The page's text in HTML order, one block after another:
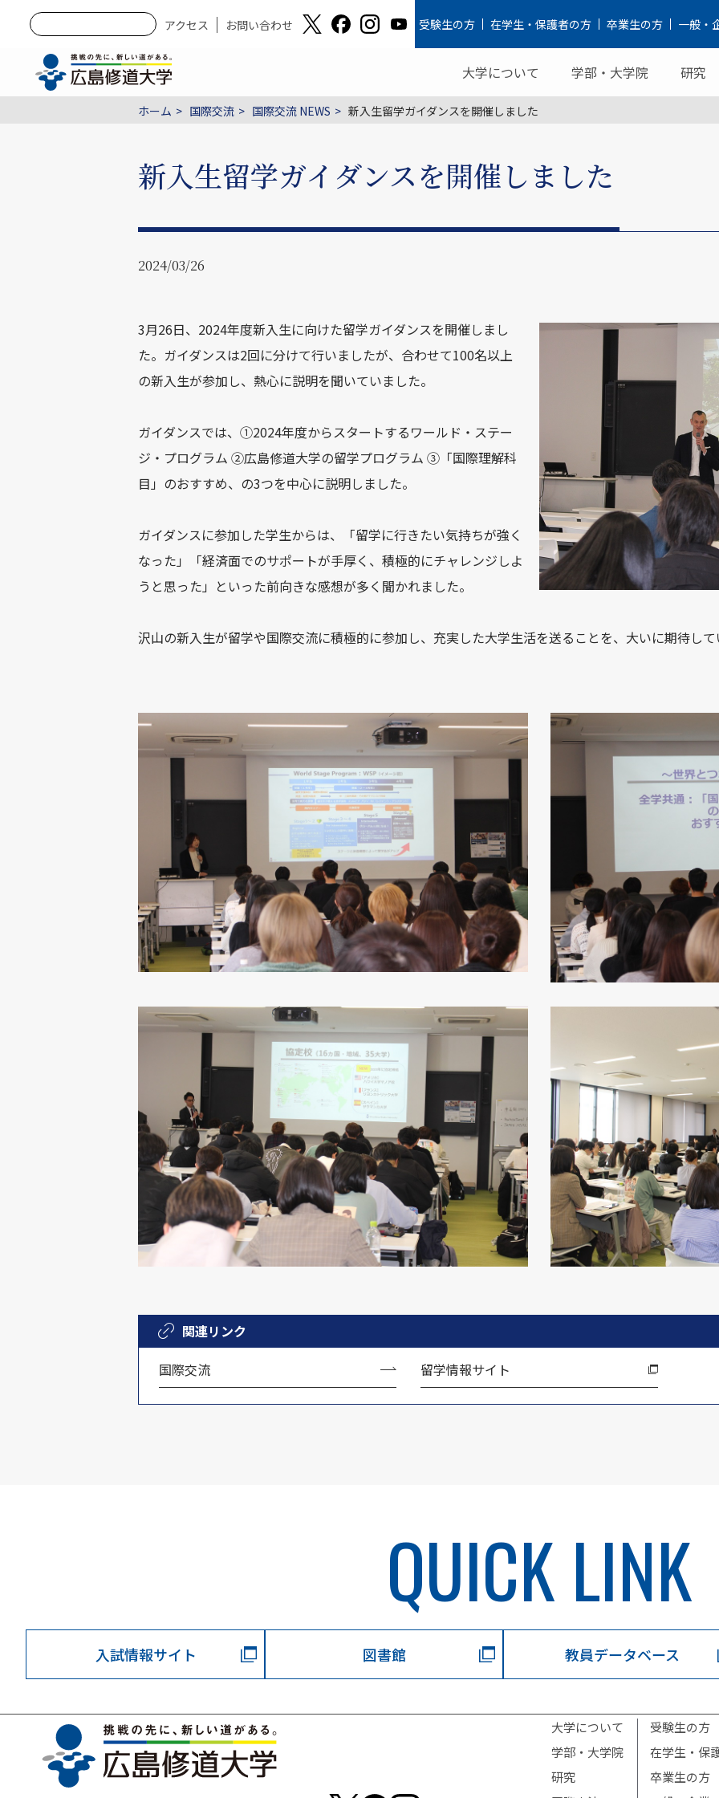
アクセス お問い合わせ 受験生の方 在学生・保護者の方 卒業生の方 一般・
大学について 学部・大学院 研究
ホーム 国際交流 国際交流 NEWS 新入生留学ガイダンスを開催しました
新入生留学ガイダンスを開催しました
2024/03/26
3月26日、2024年度新入生に向けた留学ガイダンスを開催しまし
た。ガイダンスは2回に分けて行いましたが、合わせて100名以上
の新入生が参加し、熱心に説明を聞いていました。
ガイダンスでは、➀2024年度からスタートするワールド・ステー
ジ・プログラム ②広島修道大学の留学プログラム ③「国際理解科
目」のおすすめ、の3つを中心に説明しました。
ガイダンスに参加した学生からは、「留学に行きたい気持ちが強く
なった」「経済面でのサポートが手厚く、積極的にチャレンジしよ
うと思った」といった前向きな感想が多く聞かれました。
沢山の新入生が留学や国際交流に積極的に参加し、充実した大学生活を送ることを、大いに期待し
関連リンク
国際交流
留学情報サイト
QUICK LINK
入試情報サイト 図書館 教員データベース
大学について
学部・大学院
研究
受験生の方
在学生・保
卒業生の方